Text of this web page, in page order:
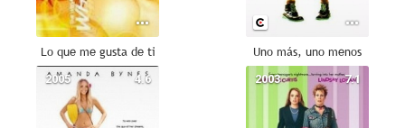
Lo que me gusta de ti Uno más, uno menos
4.6
2005 7.1
2003